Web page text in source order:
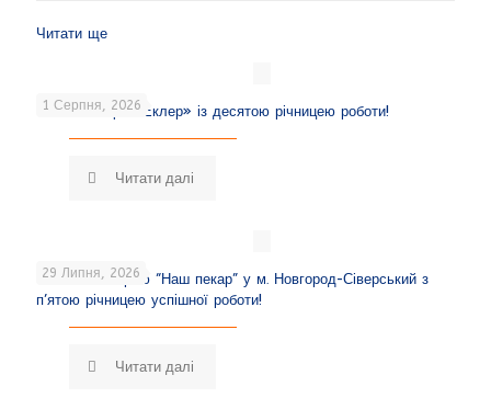
Читати ще
1 Серпня, 2026
Вітаємо кафе «Еклер» із десятою річницею роботи!
Читати далі
29 Липня, 2026
Вітаємо пекарню “Наш пекар” у м. Новгород-Сіверський з
п’ятою річницею успішної роботи!
Читати далі